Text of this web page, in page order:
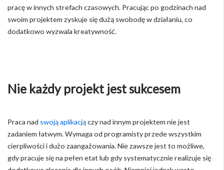
pracę w innych strefach czasowych. Pracując po godzinach nad
swoim projektem zyskuje się dużą swobodę w działaniu, co
dodatkowo wyzwala kreatywność.
Nie każdy projekt jest sukcesem
Praca nad swoją aplikacjączy nad innym projektem nie jest
zadaniem łatwym. Wymaga od programisty przede wszystkim
cierpliwości i dużo zaangażowania. Nie zawsze jest to możliwe,
gdy pracuje się na pełen etat lub gdy systematycznie realizuje się